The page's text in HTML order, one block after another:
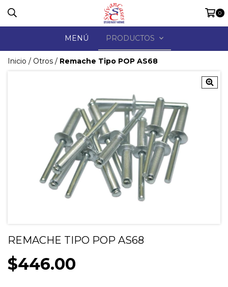
0
MENÚ PRODUCTOS
Inicio / Otros / Remache Tipo POP AS68
REMACHE TIPO POP AS68
$446.00